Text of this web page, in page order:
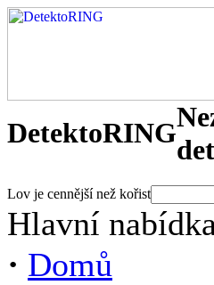
DetektoRING
Lov je cennější než kořist
Hlavní nabídka
· Domů